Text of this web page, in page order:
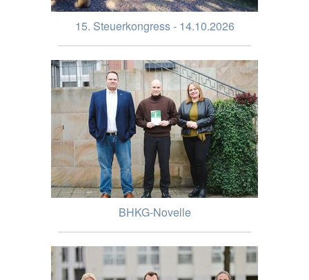
15. Steuerkongress - 14.10.2026
BHKG-Novelle